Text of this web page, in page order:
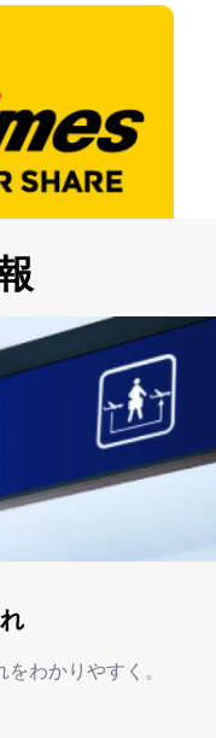
ズカーシェア
わかりやすく。